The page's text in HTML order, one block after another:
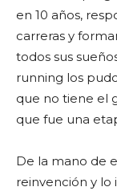
en 10 años,
carreras y
todos sus
running los
que no tiene el
que fue una
De la mano de
reinvención y lo